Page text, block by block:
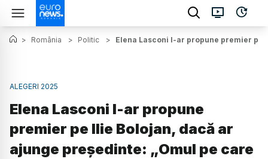
> România > Politic > Elena Lasconi l-ar propune premier pe
ALEGERI 2025
Elena Lasconi l-ar propune
premier pe Ilie Bolojan, dacă ar
ajunge președinte: „Omul pe care